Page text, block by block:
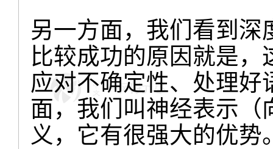
另一方面，我们看到
比较成功的原因就是
应对不确定性、处理
面，我们叫神经表示
义，它有很强大的优势